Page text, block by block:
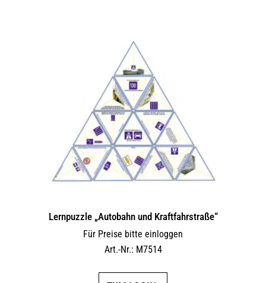
Lernpuzzle „Autobahn und Kraftfahrstraße“
Für Preise bitte einloggen
Art.-Nr.: M7514